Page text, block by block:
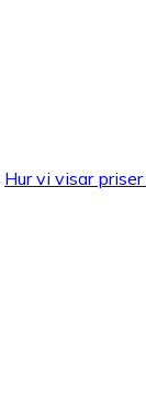
Hur vi visar